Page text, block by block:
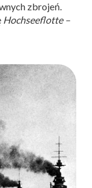
zbrojeń.
Hochseeflotte –